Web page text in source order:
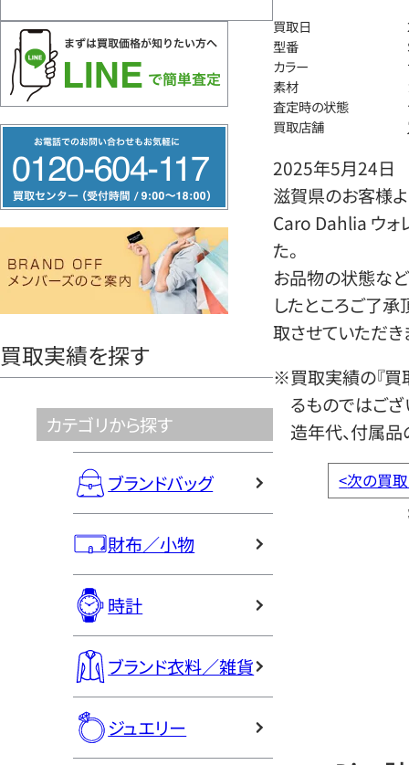
リ
ー
ヤ
買取実績を探す
カテゴリから探す
ブランドバッグ
財布／小物
時計
ブランド衣料／雑貨
ジュエリー
買取日
型番
カラー
素材
査定時の状態
買取店舗
2025年5月24日
滋賀県のお客様よ
Caro Dahlia ウォ
た。
お品物の状態など
したところご了
取させていただき
※買取実績の『買
るものではござ
造年代、付属品
<次の買